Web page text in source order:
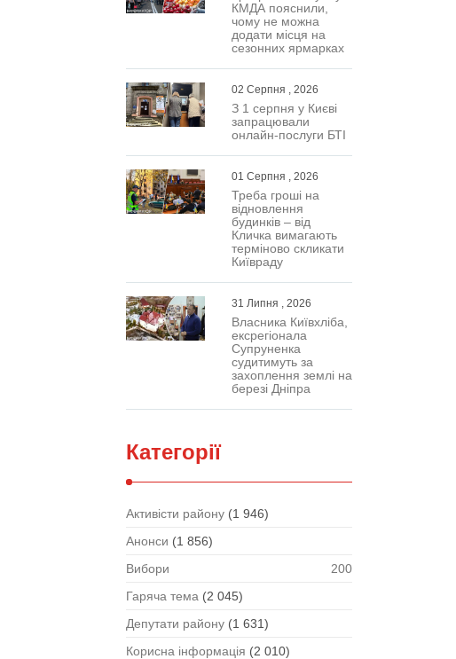
КМДА пояснили,
чому не можна
додати місця на
сезонних ярмарках
02 Серпня , 2026
З 1 серпня у Києві
запрацювали
онлайн-послуги БТІ
01 Серпня , 2026
Треба гроші на
відновлення
будинків – від
Кличка вимагають
терміново скликати
Київраду
31 Липня , 2026
Власника Київхліба,
ексрегіонала
Супруненка
судитимуть за
захоплення землі на
березі Дніпра
Категорії
Активісти району (1 946)
Анонси (1 856)
Вибори
200
Гаряча тема (2 045)
Депутати району (1 631)
Корисна інформація (2 010)